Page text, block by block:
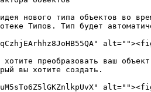
нового типа объектов во
Типов. Тип будет
преобразовать ваш
вы хотите создать.